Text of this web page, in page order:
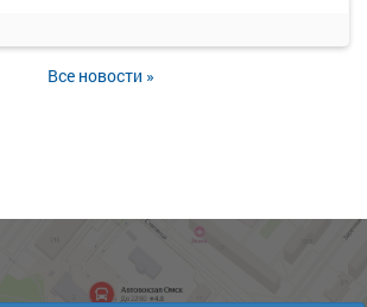
Все новости »